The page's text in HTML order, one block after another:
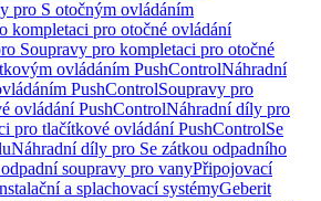
pro S otočným ovládáním
kompletaci pro otočné ovládání
Soupravy pro kompletaci pro otočné
ovládáním PushControlNáhradní
PushControlSoupravy pro
ovládání PushControlNáhradní díly pro
pro tlačítkové ovládání PushControlSe
Náhradní díly pro Se zátkou odpadního
soupravy pro vanyPřipojovací
a splachovací systémyGeberit